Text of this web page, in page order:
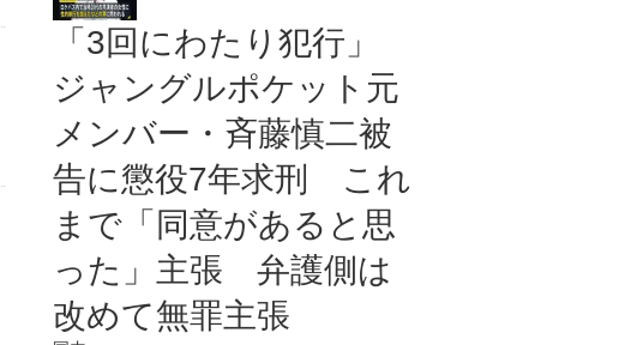
「3回にわたり犯行」
ジャングルポケット元
メンバー・斉藤慎二被
告に懲役7年求刑 これ
まで「同意があると思
った」主張 弁護側は
改めて無罪主張